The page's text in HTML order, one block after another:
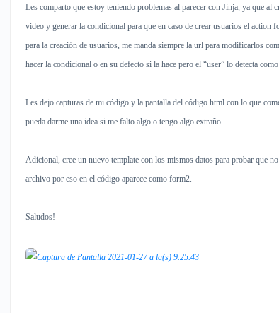
Les comparto que estoy teniendo problemas al parecer con Jinja, ya que al
video y generar la condicional para que en caso de crear usuarios el action
para la creación de usuarios, me manda siempre la url para modificarlos
hacer la condicional o en su defecto si la hace pero el “user” lo detecta como
Les dejo capturas de mi código y la pantalla del código html con lo que
pueda darme una idea si me falto algo o tengo algo extraño.
Adicional, cree un nuevo template con los mismos datos para probar que
archivo por eso en el código aparece como form2.
Saludos!